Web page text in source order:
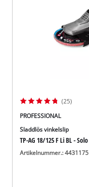
(25)
PROFESSIONAL
Sladdlös vinkelslip
TP-AG 18/125 F Li BL - Solo
Artikelnummer.: 4431175